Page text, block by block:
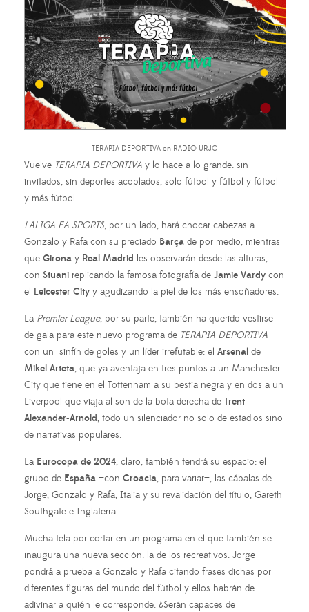
TERAPIA DEPORTIVA en RADIO URJC
Vuelve TERAPIA DEPORTIVA y lo hace a lo grande: sin
invitados, sin deportes acoplados, solo fútbol y fútbol y fútbol
y más fútbol.
LALIGA EA SPORTS, por un lado, hará chocar cabezas a
Gonzalo y Rafa con su preciado Barça de por medio, mientras
que Girona y Real Madrid les observarán desde las alturas,
con Stuani replicando la famosa fotografía de Jamie Vardy con
el Leicester City y agudizando la piel de los más ensoñadores.
La Premier League, por su parte, también ha querido vestirse
de gala para este nuevo programa de TERAPIA DEPORTIVA
con un sinfín de goles y un líder irrefutable: el Arsenal de
Mikel Arteta, que ya aventaja en tres puntos a un Manchester
City que tiene en el Tottenham a su bestia negra y en dos a un
Liverpool que viaja al son de la bota derecha de Trent
Alexander-Arnold, todo un silenciador no solo de estadios sino
de narrativas populares.
La Eurocopa de 2024, claro, también tendrá su espacio: el
grupo de España —con Croacia, para variar—, las cábalas de
Jorge, Gonzalo y Rafa, Italia y su revalidación del título, Gareth
Southgate e Inglaterra…
Mucha tela por cortar en un programa en el que también se
inaugura una nueva sección: la de los recreativos. Jorge
pondrá a prueba a Gonzalo y Rafa citando frases dichas por
diferentes figuras del mundo del fútbol y ellos habrán de
adivinar a quién le corresponde. ¿Serán capaces de